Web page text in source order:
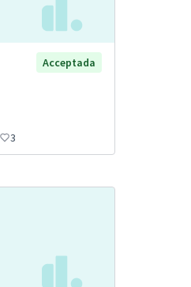
Acceptada
3